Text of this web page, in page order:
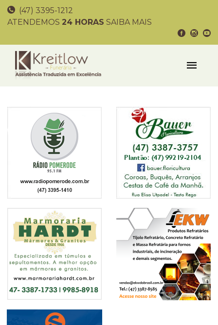
(47) 3395-1212
ATENDEMOS 24 HORAS SAIBA MAIS